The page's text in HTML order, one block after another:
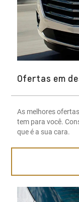
Ofertas em
As melhores
tem para você.
que é a sua cara.